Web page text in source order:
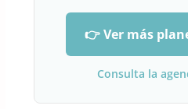
👉 Ver más
Consulta la